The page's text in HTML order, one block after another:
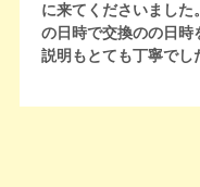
に来てくださいまし
の日時で交換のの日時
説明もとても丁寧でし